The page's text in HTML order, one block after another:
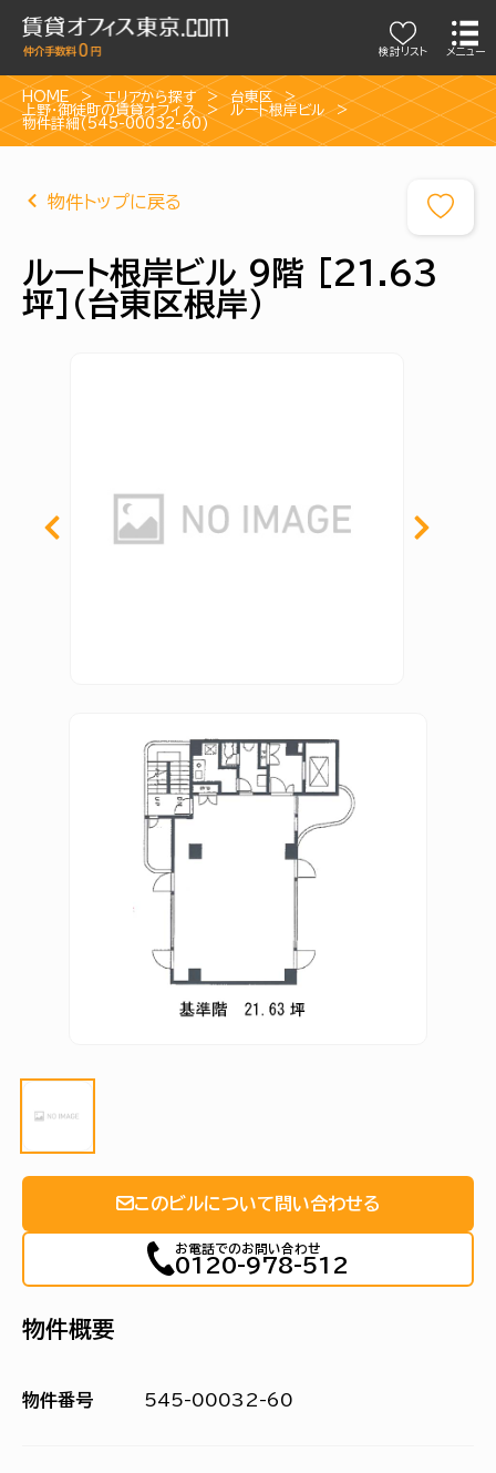
検討リスト メニュー
HOME エリアから探す
台東区
上野・御徒町の賃貸オフィス
ルート根岸ビル
物件詳細(545-00032-60)
物件トップに戻る
ルート根岸ビル 9階 [21.63
坪]（台東区根岸）
このビルについて問い合わせる
お電話でのお問い合わせ
0120-978-512
物件概要
物件番号 545-00032-60